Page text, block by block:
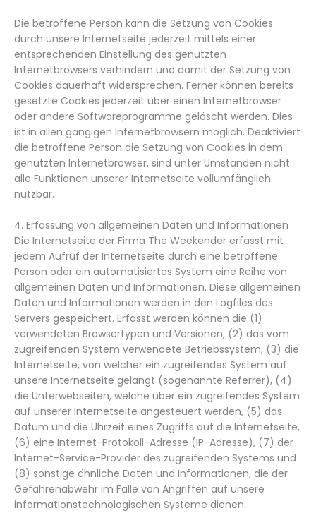
Die betroffene Person kann die Setzung von Cookies
durch unsere Internetseite jederzeit mittels einer
entsprechenden Einstellung des genutzten
Internetbrowsers verhindern und damit der Setzung von
Cookies dauerhaft widersprechen. Ferner können bereits
gesetzte Cookies jederzeit über einen Internetbrowser
oder andere Softwareprogramme gelöscht werden. Dies
ist in allen gängigen Internetbrowsern möglich. Deaktiviert
die betroffene Person die Setzung von Cookies in dem
genutzten Internetbrowser, sind unter Umständen nicht
alle Funktionen unserer Internetseite vollumfänglich
nutzbar.
4. Erfassung von allgemeinen Daten und Informationen
Die Internetseite der Firma The Weekender erfasst mit
jedem Aufruf der Internetseite durch eine betroffene
Person oder ein automatisiertes System eine Reihe von
allgemeinen Daten und Informationen. Diese allgemeinen
Daten und Informationen werden in den Logfiles des
Servers gespeichert. Erfasst werden können die (1)
verwendeten Browsertypen und Versionen, (2) das vom
zugreifenden System verwendete Betriebssystem, (3) die
Internetseite, von welcher ein zugreifendes System auf
unsere Internetseite gelangt (sogenannte Referrer), (4)
die Unterwebseiten, welche über ein zugreifendes System
auf unserer Internetseite angesteuert werden, (5) das
Datum und die Uhrzeit eines Zugriffs auf die Internetseite,
(6) eine Internet-Protokoll-Adresse (IP-Adresse), (7) der
Internet-Service-Provider des zugreifenden Systems und
(8) sonstige ähnliche Daten und Informationen, die der
Gefahrenabwehr im Falle von Angriffen auf unsere
informationstechnologischen Systeme dienen.